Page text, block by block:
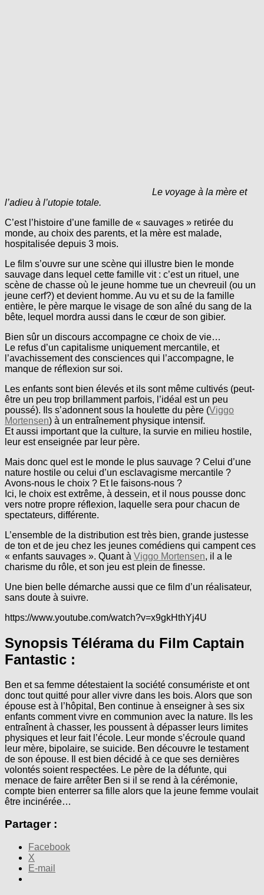
Le voyage à la mère et
l’adieu à l’utopie totale.
C’est l’histoire d’une famille de « sauvages » retirée du
monde, au choix des parents, et la mère est malade,
hospitalisée depuis 3 mois.
Le film s’ouvre sur une scène qui illustre bien le monde
sauvage dans lequel cette famille vit : c’est un rituel, une
scène de chasse où le jeune homme tue un chevreuil (ou un
jeune cerf?) et devient homme. Au vu et su de la famille
entière, le père marque le visage de son aîné du sang de la
bête, lequel mordra aussi dans le cœur de son gibier.
Bien sûr un discours accompagne ce choix de vie…
Le refus d’un capitalisme uniquement mercantile, et
l’avachissement des consciences qui l’accompagne, le
manque de réflexion sur soi.
Les enfants sont bien élevés et ils sont même cultivés (peut-
être un peu trop brillamment parfois, l’idéal est un peu
poussé). Ils s’adonnent sous la houlette du père (Viggo
Mortensen) à un entraînement physique intensif.
Et aussi important que la culture, la survie en milieu hostile,
leur est enseignée par leur père.
Mais donc quel est le monde le plus sauvage ? Celui d’une
nature hostile ou celui d’un esclavagisme mercantile ?
Avons-nous le choix ? Et le faisons-nous ?
Ici, le choix est extrême, à dessein, et il nous pousse donc
vers notre propre réflexion, laquelle sera pour chacun de
spectateurs, différente.
L’ensemble de la distribution est très bien, grande justesse
de ton et de jeu chez les jeunes comédiens qui campent ces
« enfants sauvages ». Quant à Viggo Mortensen, il a le
charisme du rôle, et son jeu est plein de finesse.
Une bien belle démarche aussi que ce film d’un réalisateur,
sans doute à suivre.
https://www.youtube.com/watch?v=x9gkHthYj4U
Synopsis Télérama du Film Captain
Fantastic :
Ben et sa femme détestaient la société consumériste et ont
donc tout quitté pour aller vivre dans les bois. Alors que son
épouse est à l’hôpital, Ben continue à enseigner à ses six
enfants comment vivre en communion avec la nature. Ils les
entraînent à chasser, les poussent à dépasser leurs limites
physiques et leur fait l’école. Leur monde s’écroule quand
leur mère, bipolaire, se suicide. Ben découvre le testament
de son épouse. Il est bien décidé à ce que ses dernières
volontés soient respectées. Le père de la défunte, qui
menace de faire arrêter Ben si il se rend à la cérémonie,
compte bien enterrer sa fille alors que la jeune femme voulait
être incinérée…
Partager :
Facebook
X
E-mail